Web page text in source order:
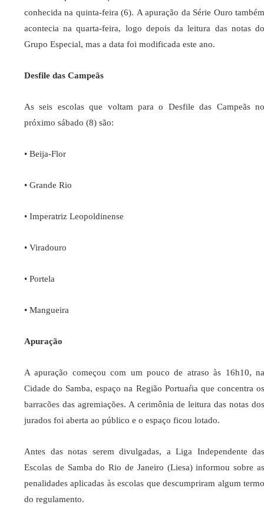
conhecida na quinta-feira (6). A apuração da Série Ouro também
acontecia na quarta-feira, logo depois da leitura das notas do
Grupo Especial, mas a data foi modificada este ano.
Desfile das Campeãs
As seis escolas que voltam para o Desfile das Campeãs no
próximo sábado (8) são:
• Beija-Flor
• Grande Rio
• Imperatriz Leopoldinense
• Viradouro
• Portela
• Mangueira
Apuração
A apuração começou com um pouco de atraso às 16h10, na
Cidade do Samba, espaço na Região Portuaŕia que concentra os
barracões das agremiações. A cerimônia de leitura das notas dos
jurados foi aberta ao público e o espaço ficou lotado.
Antes das notas serem divulgadas, a Liga Independente das
Escolas de Samba do Rio de Janeiro (Liesa) informou sobre as
penalidades aplicadas às escolas que descumpriram algum termo
do regulamento.